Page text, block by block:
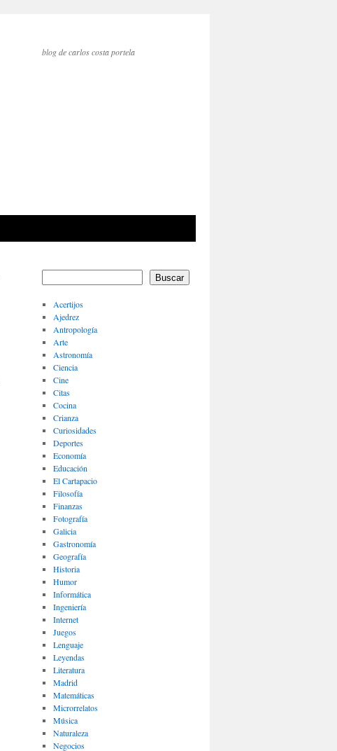
blog de carlos costa portela
Buscar
Acertijos
Ajedrez
Antropología
Arte
Astronomía
Ciencia
Cine
Citas
Cocina
Crianza
Curiosidades
Deportes
Economía
Educación
El Cartapacio
Filosofía
Finanzas
Fotografía
Galicia
Gastronomía
Geografía
Historia
Humor
Informática
Ingeniería
Internet
Juegos
Lenguaje
Leyendas
Literatura
Madrid
Matemáticas
Microrrelatos
Música
Naturaleza
Negocios